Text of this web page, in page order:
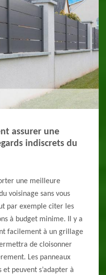
assurer une
indiscrets du
une meilleure
voisinage sans vous
par exemple citer les
à budget minime. Il y a
facilement à un grillage
de cloisonner
Les panneaux
peuvent s’adapter à